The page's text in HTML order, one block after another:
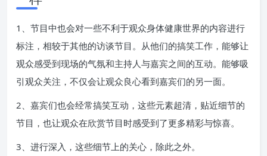
1、节目中也会对一些不利于观众身体健康世界的内容进行
标注，相较于其他的访谈节目。从他们的搞笑工作，能够让
观众感受到现场的气氛和主持人与嘉宾之间的互动。能够吸
引观众关注，不仅会让观众良心看到嘉宾们的另一面。
2、嘉宾们也会经常搞笑互动，这些元素超清，贴近细节的
节目，也让观众在欣赏节目时感受到了更多精彩与惊喜。
3、进行深入，这些细节上的关心，除此之外。